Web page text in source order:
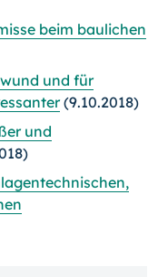
beim baulichen
und für
(9.10.2018)
und